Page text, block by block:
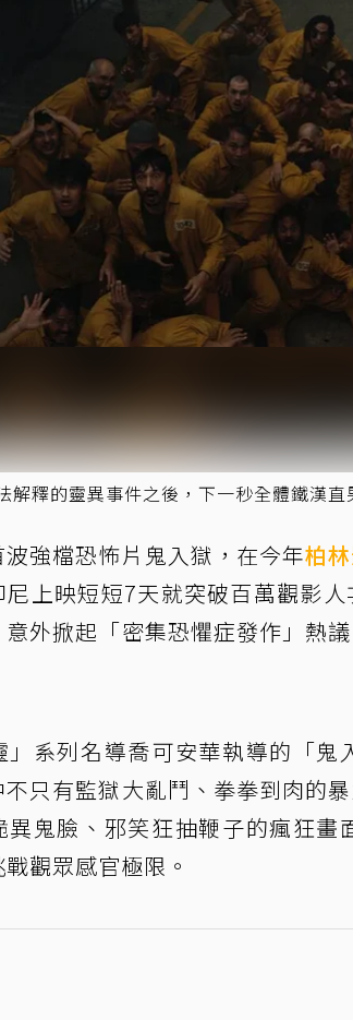
解釋的靈異事件之後，下一秒全體鐵漢
強檔恐怖片鬼入獄，在今年柏
尼上映短短7天就突破百萬觀影
外掀起「密集恐懼症發作」熱
」系列名導喬可安華執導的「
只有監獄大亂鬥、拳拳到肉的
異鬼臉、邪笑狂抽鞭子的瘋狂
觀眾感官極限。